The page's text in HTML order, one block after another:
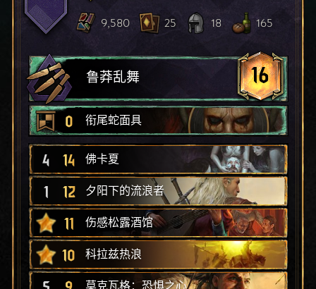
9,580 25 18 165
鲁莽乱舞 16
0 衔尾蛇面具
4 14 佛卡夏
1 12 夕阳下的流浪者
11 伤感松露酒馆
10 科拉兹热浪
莫克瓦格：恐惧之心